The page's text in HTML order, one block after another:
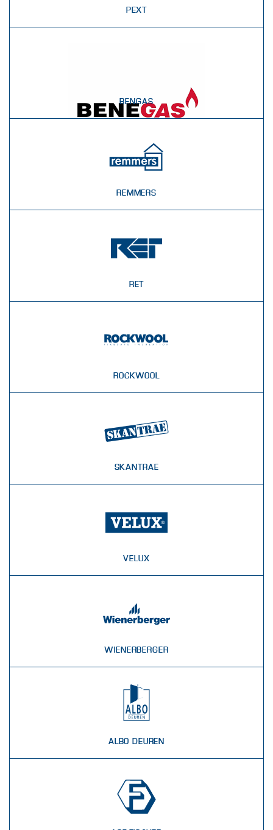
PEXT
BENGAS
REMMERS
RET
ROCKWOOL
SKANTRAE
VELUX
WIENERBERGER
ALBO DEUREN